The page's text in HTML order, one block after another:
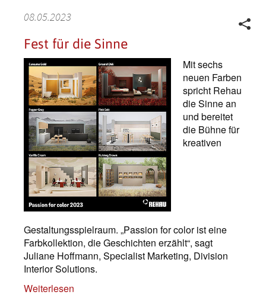
08.05.2023
Fest für die Sinne
Mit sechs
neuen Farben
spricht Rehau
die Sinne an
und bereitet
die Bühne für
kreativen
Gestaltungsspielraum. „Passion for color ist eine
Farbkollektion, die Geschichten erzählt“, sagt
Juliane Hoffmann, Specialist Marketing, Division
Interior Solutions.
Weiterlesen